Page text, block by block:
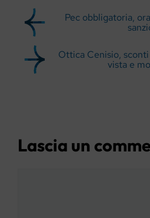
Pec obbligatoria,
Ottica Cenisio,
vista e
Lascia un